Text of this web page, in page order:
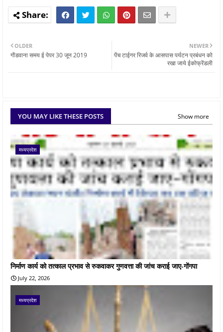
NEWER
पेंच टाईगर रिजर्व के आसपास पर्यटन प्रबंधन को
रखा जाये ईकोफ्रेंडली
OLDER
गोंडवाना समय ई पेपर 30 जून 2019
YOU MAY LIKE THESE POSTS Show more
मध्यप्रदेश
निर्माण कार्य को तत्काल प्रभाव से रुकवाकर गुणवत्ता की जांच कराई जाए-गोंगपा
July 22, 2026
मध्यप्रदेश